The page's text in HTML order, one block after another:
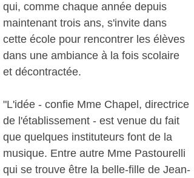
qui, comme chaque année depuis
maintenant trois ans, s'invite dans
cette école pour rencontrer les élèves
dans une ambiance à la fois scolaire
et décontractée.
"L'idée - confie Mme Chapel, directrice
de l'établissement - est venue du fait
que quelques instituteurs font de la
musique. Entre autre Mme Pastourelli
qui se trouve être la belle-fille de Jean-